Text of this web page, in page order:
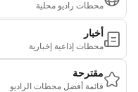
محطات راديو محلية
أخبار
محطات إذاعية إخبارية
مقترحة
قائمة أفضل محطات الراديو